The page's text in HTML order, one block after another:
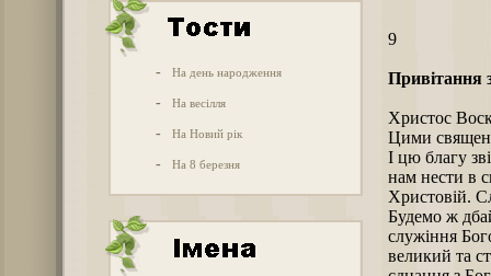
- На день народження
- На весілля
- На Новий рік
- На 8 березня
9
Привітання
Христос
Цими
І цю благу
нам нести в
Христовій.
Будемо ж
служіння
великий та